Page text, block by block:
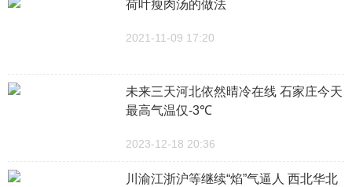
荷叶瘦肉汤的做法
2021-11-09 17:20
未来三天河北依然晴冷在线 石家庄今天
最高气温仅-3℃
2023-12-18 20:36
川渝江浙沪等继续“焰”气逼人 西北华北